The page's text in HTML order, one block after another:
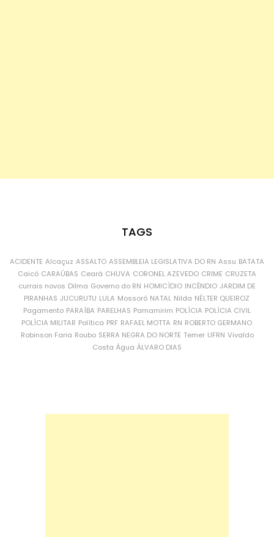
TAGS
ACIDENTE Alcaçuz ASSALTO ASSEMBLEIA LEGISLATIVA DO RN Assu BATATA
Caicó CARAÚBAS Ceará CHUVA CORONEL AZEVEDO CRIME CRUZETA
currais novos Dilma Governo do RN HOMICÍDIO INCÊNDIO JARDIM DE
PIRANHAS JUCURUTU LULA Mossoró NATAL Nilda NÉLTER QUEIROZ
Pagamento PARAÍBA PARELHAS Parnamirim POLÍCIA POLÍCIA CIVIL
POLÍCIA MILITAR Política PRF RAFAEL MOTTA RN ROBERTO GERMANO
Robinson Faria Roubo SERRA NEGRA DO NORTE Temer UFRN Vivaldo
Costa Água ÁLVARO DIAS